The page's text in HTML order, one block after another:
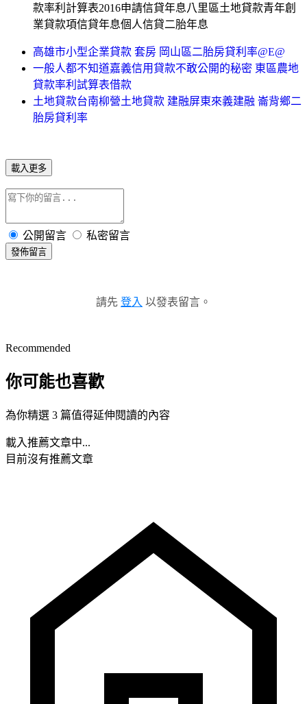
款率利計算表2016申請信貸年息八里區土地貸款青年創
業貸款項信貸年息個人信貸二胎年息
高雄市小型企業貸款 套房 岡山區二胎房貸利率@E@
一般人都不知道嘉義信用貸款不敢公開的秘密 東區農地
貸款率利試算表借款
土地貸款台南柳營土地貸款 建融屏東來義建融 崙背鄉二
胎房貸利率
載入更多
公開留言 私密留言
發佈留言
請先 登入 以發表留言。
Recommended
你可能也喜歡
為你精選 3 篇值得延伸閱讀的內容
載入推薦文章中...
目前沒有推薦文章